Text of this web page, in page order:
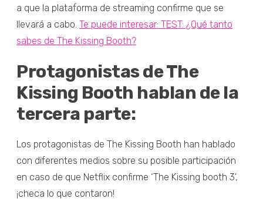
a que la plataforma de streaming confirme que se
llevará a cabo. Te puede interesar: TEST: ¿Qué tanto
sabes de The Kissing Booth?
Protagonistas de The
Kissing Booth hablan de la
tercera parte:
Los protagonistas de The Kissing Booth han hablado
con diferentes medios sobre su posible participación
en caso de que Netflix confirme ‘The Kissing booth 3',
¡checa lo que contaron!